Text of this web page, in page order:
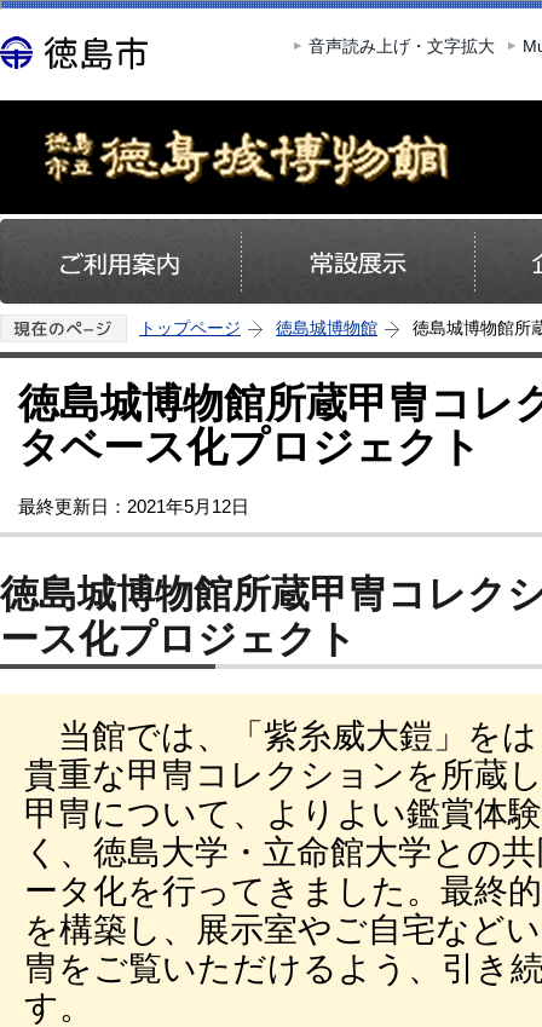
この
音声読み上げ・文字拡大
トップページ 徳島城博物館 徳島城博物館所
徳島城博物館所蔵甲冑コレ
タベース化プロジェクト
最終更新日：2021年5月12日
徳島城博物館所蔵甲冑コレク
ース化プロジェクト
当館では、「紫糸威大鎧」を
貴重な甲冑コレクションを所蔵
甲冑について、よりよい鑑賞体
く、徳島大学・立命館大学との
ータ化を行ってきました。最終
を構築し、展示室やご自宅など
冑をご覧いただけるよう、引き
す。